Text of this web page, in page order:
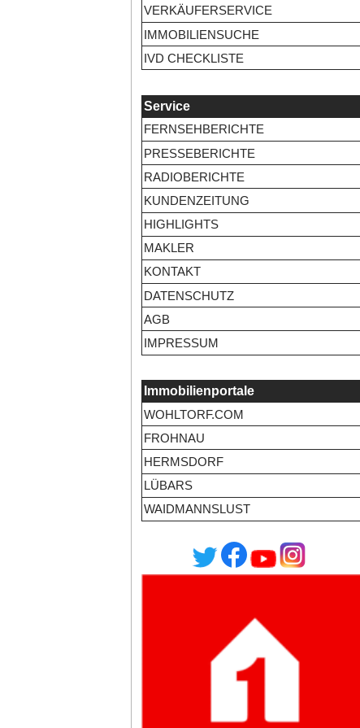
VERKÄUFERSERVICE
IMMOBILIENSUCHE
IVD CHECKLISTE
Service
FERNSEHBERICHTE
PRESSEBERICHTE
RADIOBERICHTE
KUNDENZEITUNG
HIGHLIGHTS
MAKLER
KONTAKT
DATENSCHUTZ
AGB
IMPRESSUM
Immobilienportale
WOHLTORF.COM
FROHNAU
HERMSDORF
LÜBARS
WAIDMANNSLUST